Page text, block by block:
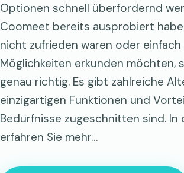
Optionen schnell überfordernd
Coomeet bereits ausprobiert
nicht zufrieden waren oder einfach
Möglichkeiten erkunden möchten,
genau richtig. Es gibt zahlreiche
einzigartigen Funktionen und
Bedürfnisse zugeschnitten sind. In
erfahren Sie mehr…